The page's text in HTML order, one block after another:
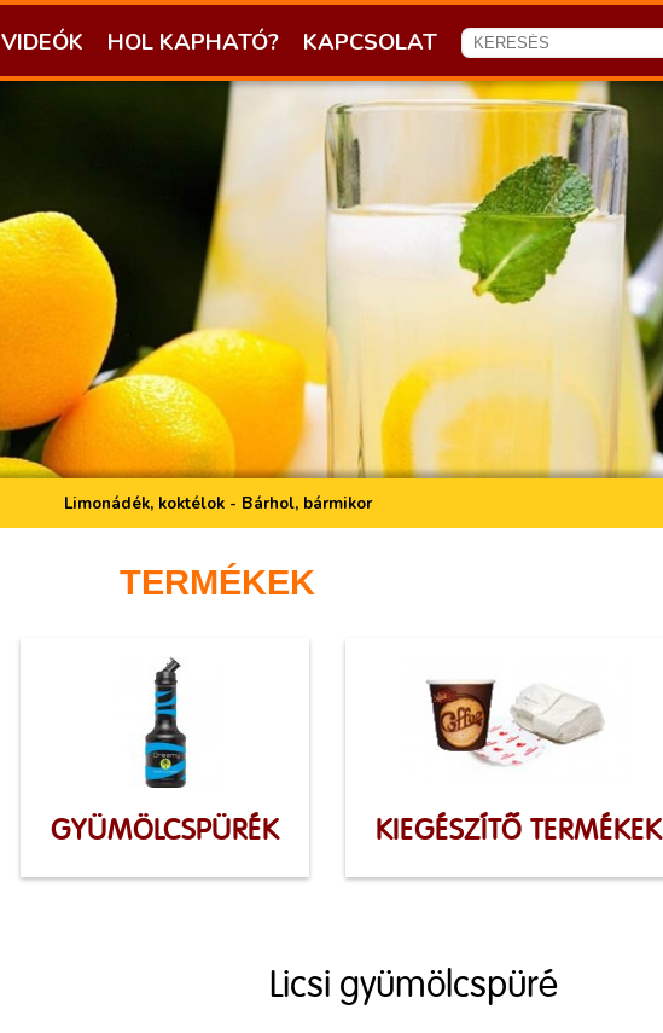
VIDEÓK HOL KAPHATÓ? KAPCSOLAT
Limonádék, koktélok - Bárhol, bármikor
TERMÉKEK
GYÜMÖLCSPÜRÉK KIEGÉSZÍTŐ TERMÉKEK
Licsi gyümölcspüré